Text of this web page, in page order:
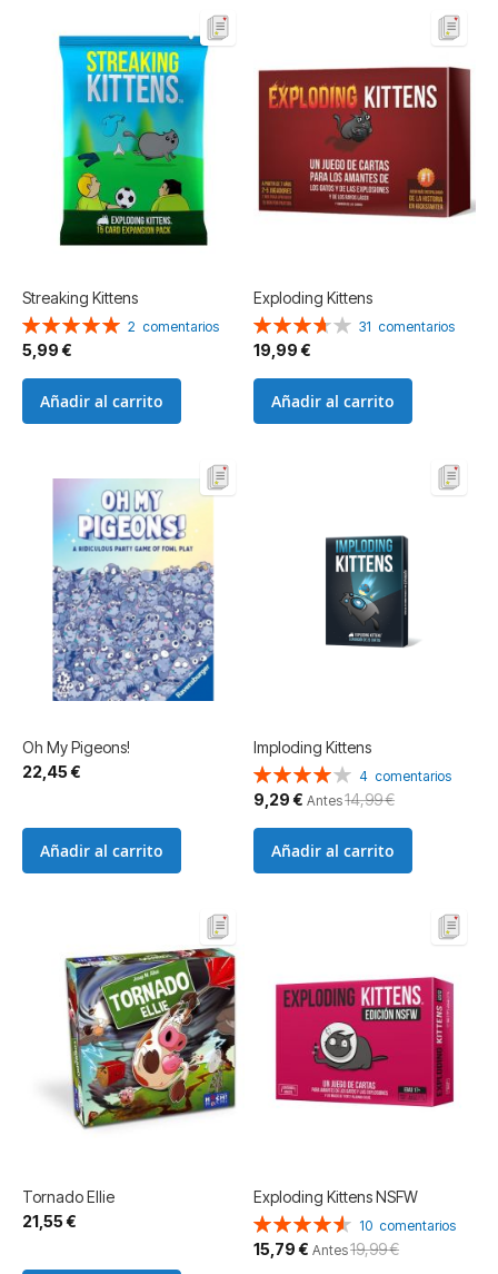
Streaking Kittens
Valoración:
100%
2 comentarios
5,99 €
Añadir al carrito
Exploding Kittens
Valoración:
74%
31 comentarios
19,99 €
Añadir al carrito
Oh My Pigeons!
22,45 €
Añadir al carrito
Imploding Kittens
Valoración:
80%
4 comentarios
Precio
especial
9,29 € Antes14,99 €
Añadir al carrito
Tornado Ellie
21,55 €
Exploding Kittens NSFW
Valoración:
92%
10 comentarios
Precio
especial
15,79 € Antes19,99 €